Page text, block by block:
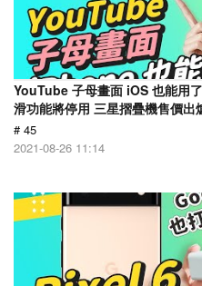
YouTube 子母畫面 iOS 也能用
滑功能將停用 三星摺疊機售價出
# 45
2021-08-26 11:14